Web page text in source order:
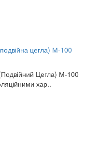
цегла) М-100
Цегла) М-100
хар..